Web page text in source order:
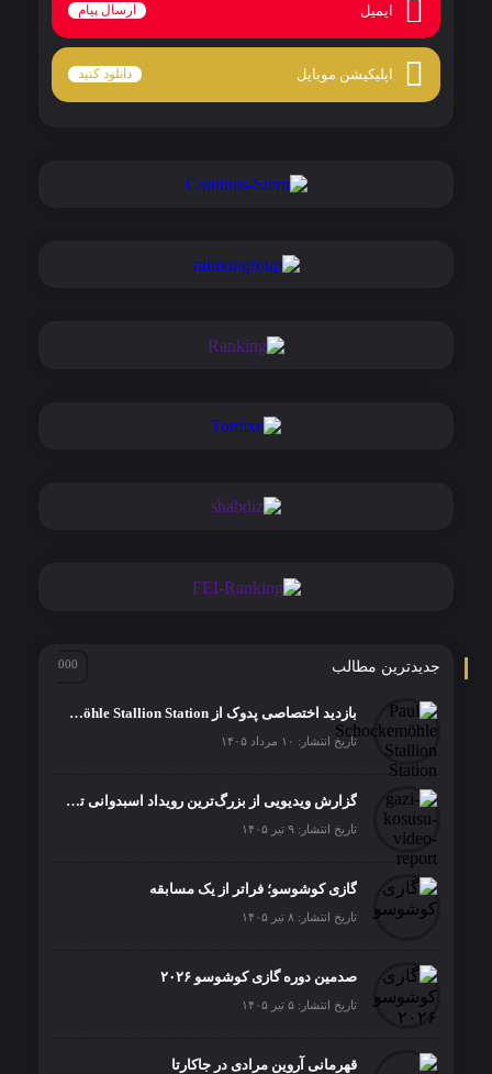
ایمیل ارسال پیام
اپلیکیشن موبایل دانلود کنید
جدیدترین مطالب
بازدید اختصاصی پدوک از Paul Schockemöhle Stallion Station | بزرگ‌ترین مرکز پرورش اسب آلمان
تاریخ انتشار: ۱۰ مرداد ۱۴۰۵
گزارش ویدیویی از بزرگ‌ترین رویداد اسبدوانی ترکیه
تاریخ انتشار: ۹ تیر ۱۴۰۵
گازی کوشوسو؛ فراتر از یک مسابقه
تاریخ انتشار: ۸ تیر ۱۴۰۵
صدمین دوره گازی کوشوسو ۲۰۲۶
تاریخ انتشار: ۵ تیر ۱۴۰۵
قهرمانی آروین مرادی در جاکارتا